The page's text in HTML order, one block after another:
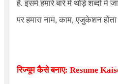
है. इसमें हमारे बारे में थोड़े शब्दों में
पर हमारा नाम, काम, एजुकेशन होता
रिज्यूम कैसे बनाए: Resume